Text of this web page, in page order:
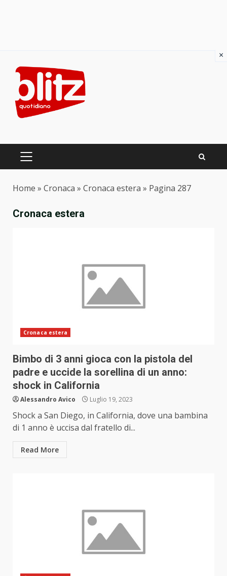
content
PRIMARY
Home » Cronaca » Cronaca estera » Pagina 287
Cronaca estera
Cronaca estera
Bimbo di 3 anni gioca con la pistola del
padre e uccide la sorellina di un anno:
shock in California
Alessandro Avico Luglio 19, 2023
Shock a San Diego, in California, dove una bambina
di 1 anno è uccisa dal fratello di...
Read More
×